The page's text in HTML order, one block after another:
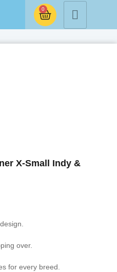
0
X-Small Indy &
over.
for every breed.